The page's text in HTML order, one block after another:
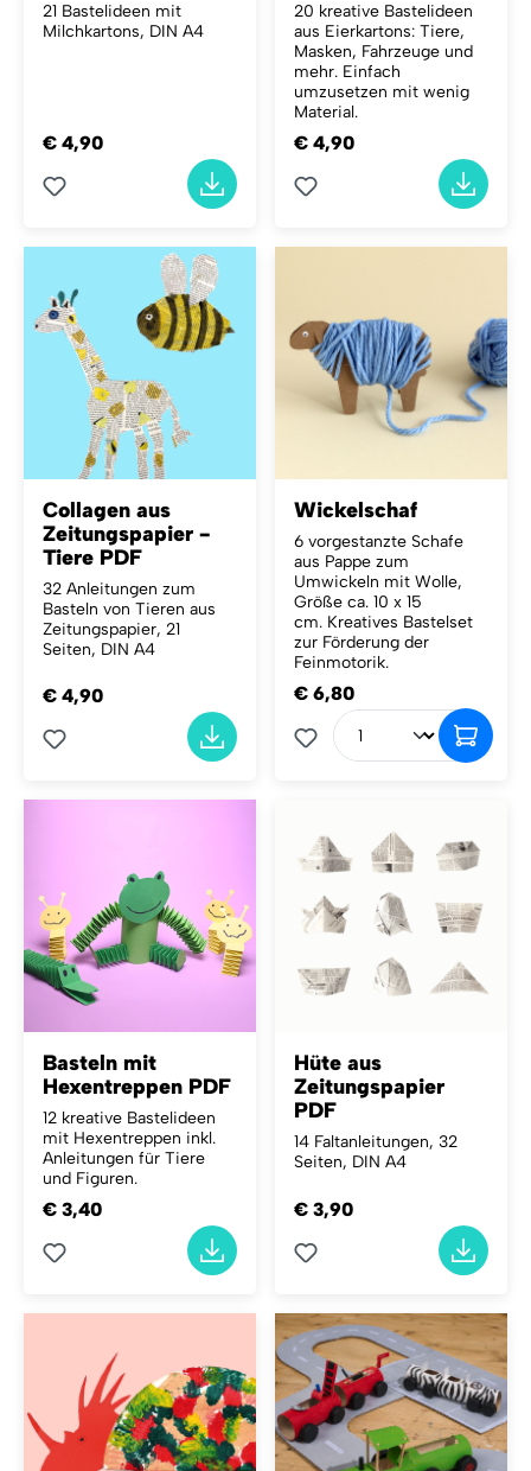
21 Bastelideen mit
Milchkartons, DIN A4
€ 4,90
20 kreative Bastelideen
aus Eierkartons: Tiere,
Masken, Fahrzeuge und
mehr. Einfach
umzusetzen mit wenig
Material.
€ 4,90
Collagen aus
Zeitungspapier -
Tiere PDF
32 Anleitungen zum
Basteln von Tieren aus
Zeitungspapier, 21
Seiten, DIN A4
€ 4,90
Wickelschaf
6 vorgestanzte Schafe
aus Pappe zum
Umwickeln mit Wolle,
Größe ca. 10 x 15
cm. Kreatives Bastelset
zur Förderung der
Feinmotorik.
€ 6,80
Basteln mit
Hexentreppen PDF
12 kreative Bastelideen
mit Hexentreppen inkl.
Anleitungen für Tiere
und Figuren.
€ 3,40
Hüte aus
Zeitungspapier
PDF
14 Faltanleitungen, 32
Seiten, DIN A4
€ 3,90